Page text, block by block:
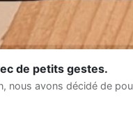
de petits gestes.
nous avons décidé de